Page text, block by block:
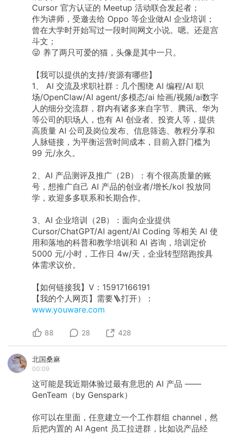
Cursor 官方认证的 Meetup 活动联合发起者；
作为讲师，受邀去给 Oppo 等企业做AI 企业培训；
曾在大学时开始写过一段时间网文小说。嗯。还是宫
斗文；
😜 养了两只可爱的猫，头像是其中一只。
【我可以提供的支持/资源有哪些】
1、 AI 交流及求职社群：几个围绕 AI 编程/AI 职
场/OpenClaw/AI agent/多模态/ai 绘画/视频/ai数字
人的细分交流群，群内有诸多来自字节、腾讯、华为
等公司的职场人，也有 AI 创业者、投资人等，提供
高质量 AI 公司及岗位发布、信息筛选、教程分享和
人脉链接，为平衡运营时间成本，目前入群门槛为
99 元/永久。
2、AI 产品测评及推广（2B）：有个很高质量的账
号，想推广自己 AI 产品的创业者/增长/kol 投放同
学，欢迎多多联系和长期合作。
3、AI 企业培训（2B）：面向企业提供
Cursor/ChatGPT/AI agent/AI Coding 等相关 AI 使
用和落地的科普和教学培训和 AI 咨询，培训定价
5000 元/小时，工作日 4w/天，企业转型陪跑按具
体需求议价。
【如何链接我】V：15917166191
【我的个人网页】需要🪜打开）：
www.youware.com
88 28 428
北国桑麻
00:09
这可能是我近期体验过最有意思的 AI 产品 ——
GenTeam（by Genspark）
你可以在里面，任意建立一个工作群组 channel，然
后把内置的 AI Agent 员工拉进群，比如说产品经